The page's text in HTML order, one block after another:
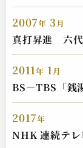
2007年 3月
真打昇進 六代
2011年 1月
BS－TBS「銭
2017年
NHK 連続テレ